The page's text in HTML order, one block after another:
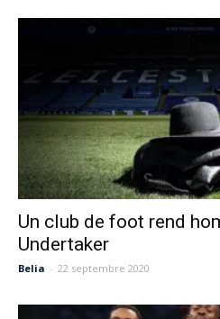
Un club de foot rend
Undertaker
Belia - 22 septembre 2020